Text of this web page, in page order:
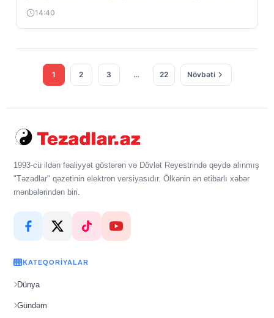
14:40
1 2 3 … 22 Növbəti
1993-cü ildən fəaliyyət göstərən və Dövlət Reyestrində qeydə alınmış
"Təzadlar" qəzetinin elektron versiyasıdır. Ölkənin ən etibarlı xəbər
mənbələrindən biri.
KATEQORIYALAR
Dünya
Gündəm